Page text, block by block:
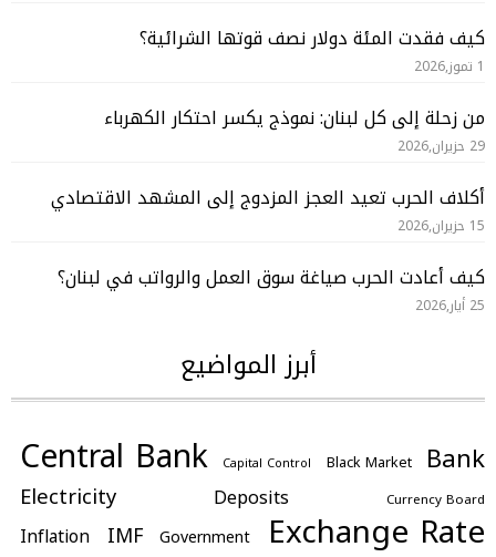
كيف فقدت المئة دولار نصف قوتها الشرائية؟
1 تموز,2026
من زحلة إلى كل لبنان: نموذج يكسر احتكار الكهرباء
29 حزيران,2026
أكلاف الحرب تعيد العجز المزدوج إلى المشهد الاقتصادي
15 حزيران,2026
كيف أعادت الحرب صياغة سوق العمل والرواتب في لبنان؟
25 أيار,2026
أبرز المواضيع
Bank
Black Market
Capital Control
Central Bank
Currency Board
Deposits
Electricity
Exchange Rate
Government
IMF
Inflation